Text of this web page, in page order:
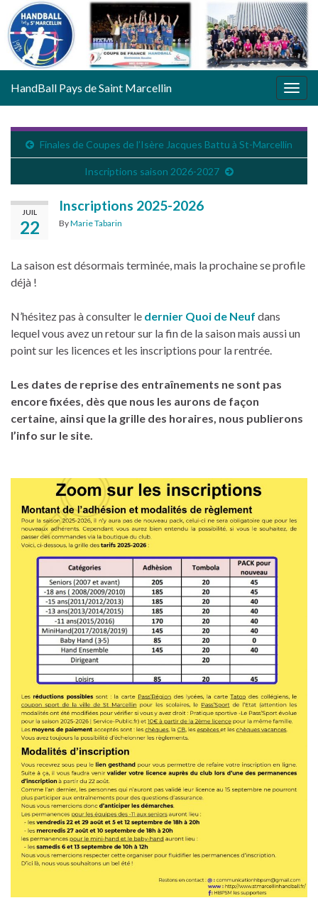
HandBall Pays de Saint Marcellin
Finales de Coupes de l’Isère Jacques Battu à St-Marcellin
Inscriptions saison 2026-2027
JUIL
22
Inscriptions 2025-2026
ByMarie Tabarin
La saison est désormais terminée, mais la prochaine se profile
déjà !
N’hésitez pas à consulter le dernier Quoi de Neuf dans
lequel vous avez un retour sur la fin de la saison mais aussi un
point sur les licences et les inscriptions pour la rentrée.
Les dates de reprise des entraînements ne sont pas
encore fixées, dès que nous les aurons de façon
certaine, ainsi que la grille des horaires, nous publierons
l’info sur le site.